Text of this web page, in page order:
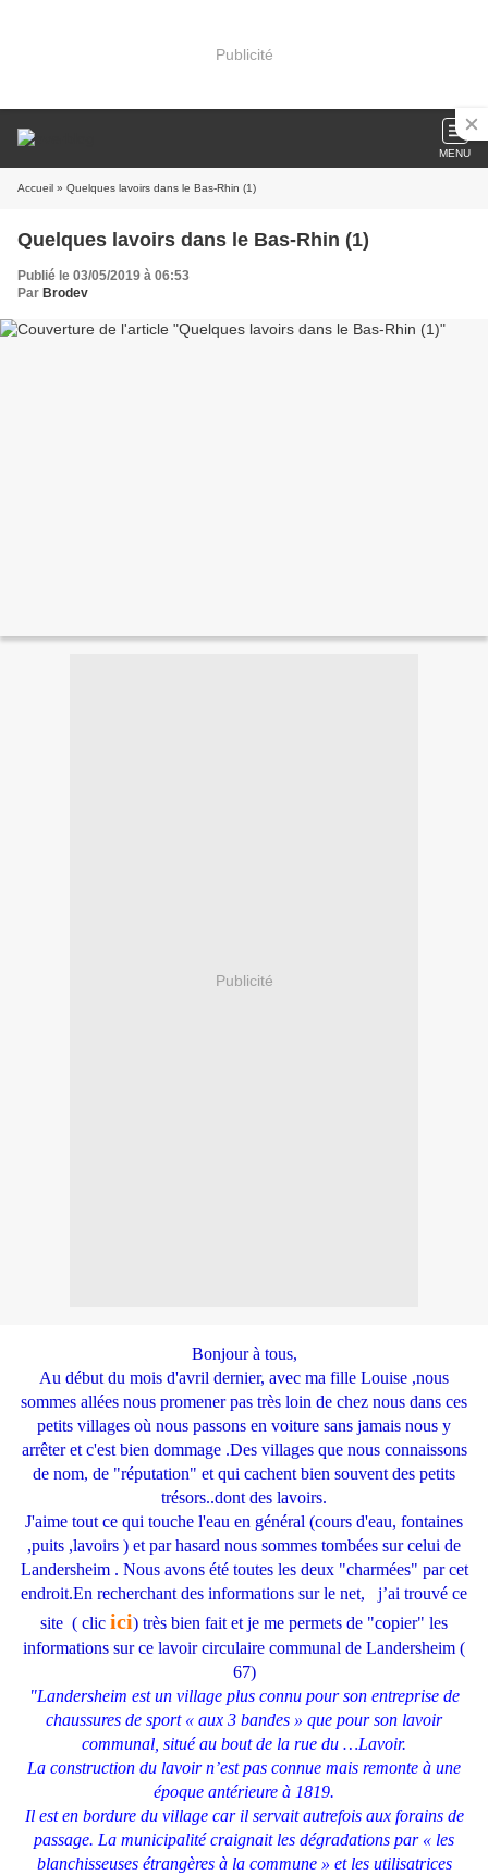
Publicité
MENU
Accueil » Quelques lavoirs dans le Bas-Rhin (1)
Quelques lavoirs dans le Bas-Rhin (1)
Publié le 03/05/2019 à 06:53
Par Brodev
Publicité
Bonjour à tous,
Au début du mois d'avril dernier, avec ma fille Louise ,nous
sommes allées nous promener pas très loin de chez nous dans ces
petits villages où nous passons en voiture sans jamais nous y
arrêter et c'est bien dommage .Des villages que nous connaissons
de nom, de "réputation" et qui cachent bien souvent des petits
trésors..dont des lavoirs.
J'aime tout ce qui touche l'eau en général (cours d'eau, fontaines
,puits ,lavoirs ) et par hasard nous sommes tombées sur celui de
Landersheim . Nous avons été toutes les deux "charmées" par cet
endroit.En recherchant des informations sur le net, j’ai trouvé ce
site ( clic ici) très bien fait et je me permets de "copier" les
informations sur ce lavoir circulaire communal de Landersheim (
67)
"Landersheim est un village plus connu pour son entreprise de
chaussures de sport « aux 3 bandes » que pour son lavoir
communal, situé au bout de la rue du …Lavoir.
La construction du lavoir n’est pas connue mais remonte à une
époque antérieure à 1819.
Il est en bordure du village car il servait autrefois aux forains de
passage. La municipalité craignait les dégradations par « les
blanchisseuses étrangères à la commune » et les utilisatrices